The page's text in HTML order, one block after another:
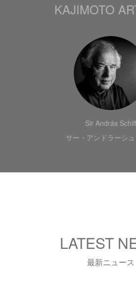
KAJIMOTO
Sir András Schiff
サー・アンドラーシ
LATEST
最新ニュース